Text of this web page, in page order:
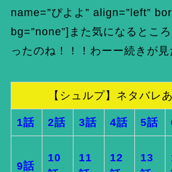
name=”ぴよよ” align=”left”
bg=”none”]また気になるとこ
ったのね！！！わーー続きが
【シュルプ】ネタバレ
1話 2話 3話 4話 5話
9話
10
11
12
13